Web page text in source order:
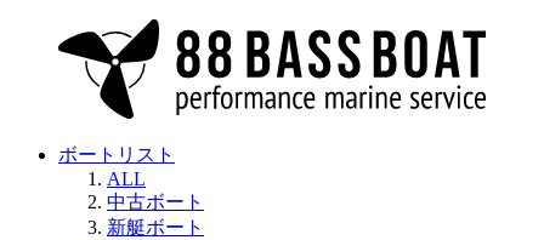
ボートリスト
ALL
中古ボート
新艇ボート